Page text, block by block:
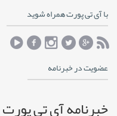
با آی تی پورت همراه شوید
عضویت در خبرنامه
خبرنامه آی تی پورت